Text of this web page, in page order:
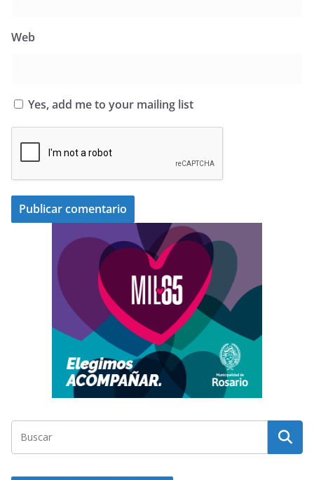
Web
Yes, add me to your mailing list